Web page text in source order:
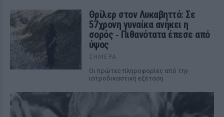
Θρίλερ στον Λυκαβηττό: Σε
57χρονη γυναίκα ανήκει η
σορός ‑ Πιθανότατα έπεσε από
ύψος
ΣΉΜΕΡΑ
Οι πρώτες πληροφορίες από την
ιατροδικαστική εξέταση